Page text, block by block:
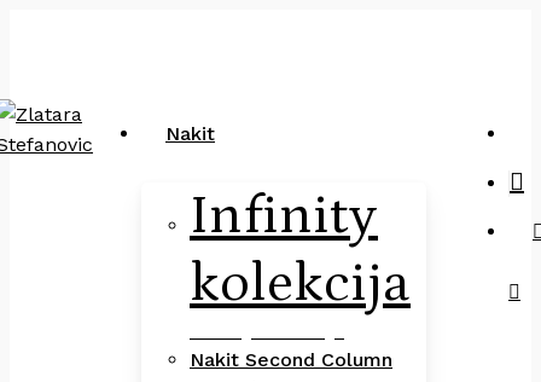
content
Nakit
Infinity
kolekcija
Nakit Second Column